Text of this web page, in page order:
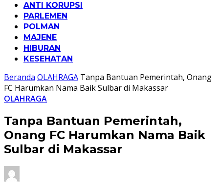
ANTI KORUPSI
PARLEMEN
POLMAN
MAJENE
HIBURAN
KESEHATAN
Beranda OLAHRAGA Tanpa Bantuan Pemerintah, Onang
FC Harumkan Nama Baik Sulbar di Makassar
OLAHRAGA
Tanpa Bantuan Pemerintah,
Onang FC Harumkan Nama Baik
Sulbar di Makassar